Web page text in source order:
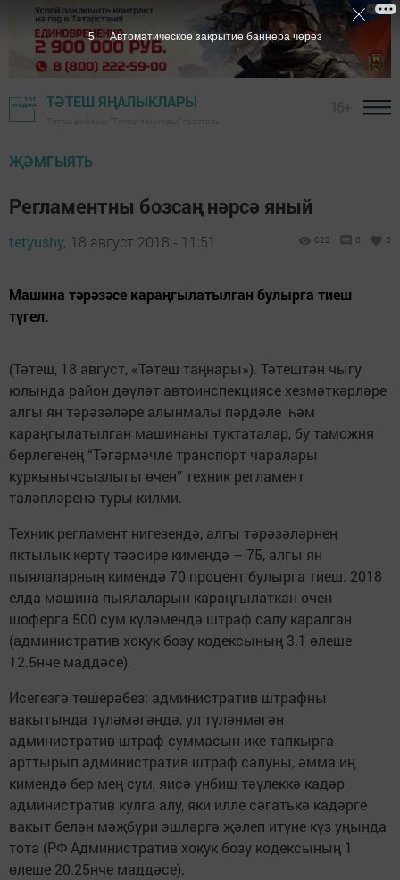
ТӘТЕШ ЯҢАЛЫКЛАРЫ
ҖӘМГЫЯТЬ
Регламентны бозсаң нәрсә яный
tetyushy, 18 август 2018 - 11:51 622 0 0
Машина тәрәзәсе караңгылатылган булырга тиеш
түгел.
(Тәтеш, 18 август, «Тәтеш таңнары»). Тәтештән чыгу
юлында район дәүләт автоинспекциясе хезмәткәрләре
ал­гы ян тәрәзәләре ал­ын­малы пәрдәле һәм
караңгылатылган машинаны туктаталар, бу таможня
берлегенең “Тәгәрмәчле транспорт чаралары
куркынычсызлыгы өчен” техник рег­ламент
таләпләренә туры килми.
Техник регламент нигезендә, алгы тәрәзәләрнең
яктылык кертү тәэсире кимендә – 75, алгы ян
пыялаларның кимендә 70 процент булырга тиеш. 2018
елда машина пыялаларын караңгылаткан өчен
шоферга 500 сум күләмендә штраф салу каралган
(административ хокук бозу кодексының 3.1 өлеше
12.5нче маддәсе).
Исегезгә төшерәбез: административ штрафны
вакытында түләмәгәндә, ул түләнмәгән
административ штраф суммасын ике тапкырга
арттырып административ штраф салуны, әмма иң
кимендә бер мең сум, яисә унбиш тәүлеккә кадәр
административ кулга алу, яки илле сәгатькә кадәрге
вакыт белән мәҗбүри эшләргә җәлеп итүне күз уңында
тота (РФ Административ хокук бозу кодексының 1
өлеше 20.25нче маддәсе).
5 Автоматическое закрытие баннера через